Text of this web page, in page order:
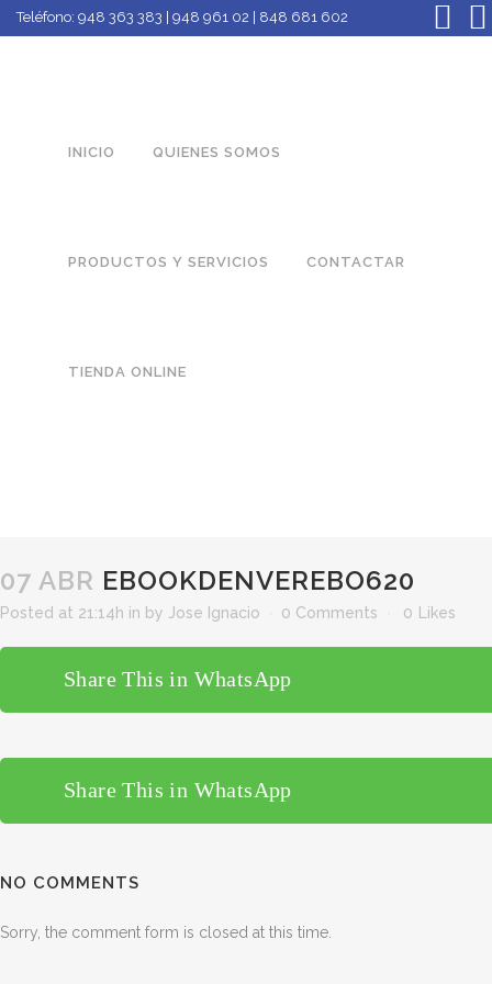
Teléfono: 948 363 383 | 948 961 02 | 848 681 602
INICIO QUIENES SOMOS
PRODUCTOS Y SERVICIOS CONTACTAR
TIENDA ONLINE
07 ABR EBOOKDENVEREBO620
Posted at 21:14h in by Jose Ignacio 0 Comments 0 Likes
Share This in WhatsApp
Share This in WhatsApp
NO COMMENTS
Sorry, the comment form is closed at this time.